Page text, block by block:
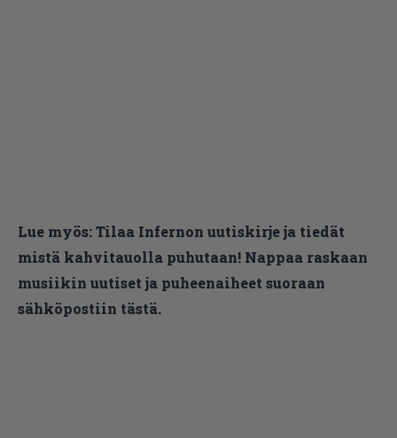
Lue myös:Tilaa Infernon uutiskirje ja tiedät
mistä kahvitauolla puhutaan! Nappaa raskaan
musiikin uutiset ja puheenaiheet suoraan
sähköpostiin tästä.